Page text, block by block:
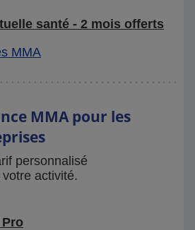
santé - 2 mois offerts
MMA
MMA pour les
personnalisé
activité.
Pro